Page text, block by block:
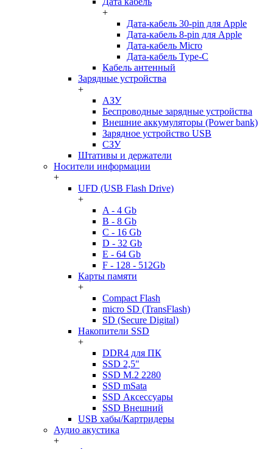
+
Дата-кабель 30-pin для Apple
Дата-кабель 8-pin для Apple
Дата-кабель Micro
Дата-кабель Type-C
Кабель антенный
Зарядные устройства
+
АЗУ
Беспроводные зарядные устройства
Внешние аккумуляторы (Power bank)
Зарядное устройство USB
СЗУ
Штативы и держатели
Носители информации
+
UFD (USB Flash Drive)
+
A - 4 Gb
B - 8 Gb
C - 16 Gb
D - 32 Gb
E - 64 Gb
F - 128 - 512Gb
Карты памяти
+
Compact Flash
micro SD (TransFlash)
SD (Secure Digital)
Накопители SSD
+
DDR4 для ПК
SSD 2,5"
SSD M.2 2280
SSD mSata
SSD Аксессуары
SSD Внешний
USB хабы/Картридеры
Аудио акустика
+